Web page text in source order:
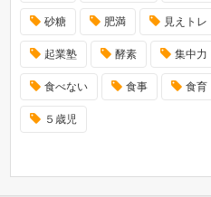
砂糖 肥満 見えトレ
起業塾 酵素 集中力
食べない 食事 食育
５歳児